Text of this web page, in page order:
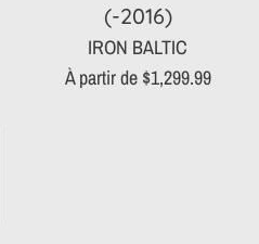
(-2016)
IRON BALTIC
À partir de $1,299.99